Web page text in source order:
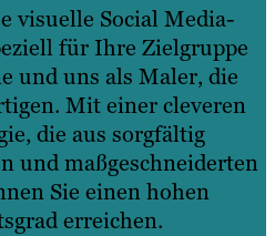
visuelle Social Media-
für Ihre Zielgruppe
und uns als Maler, die
Mit einer cleveren
die aus sorgfältig
und maßgeschneiderten
Sie einen hohen
erreichen.